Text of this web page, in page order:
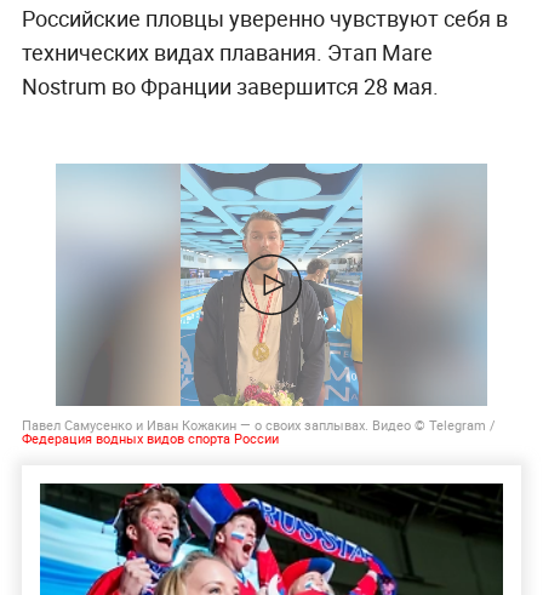
Российские пловцы уверенно чувствуют себя в
технических видах плавания. Этап Mare
Nostrum во Франции завершится 28 мая.
Павел Самусенко и Иван Кожакин — о своих заплывах. Видео © Telegram /
Федерация водных видов спорта России